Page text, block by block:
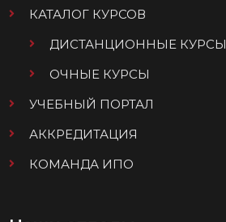
КАТАЛОГ КУРСОВ
ДИСТАНЦИОННЫЕ КУРСЫ
ОЧНЫЕ КУРСЫ
УЧЕБНЫЙ ПОРТАЛ
АККРЕДИТАЦИЯ
КОМАНДА ИПО